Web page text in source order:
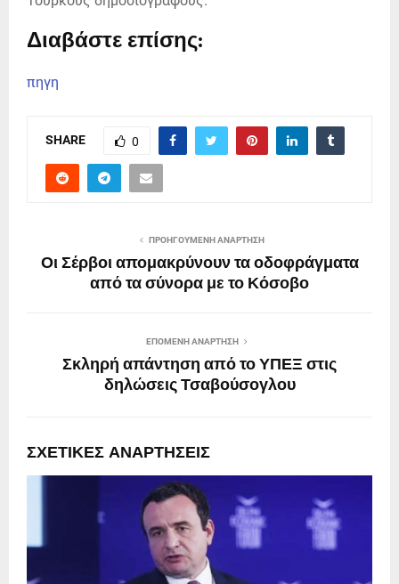
Διαβάστε επίσης:
πηγη
SHARE 0
ΠΡΟΗΓΟΎΜΕΝΗ ΑΝΆΡΤΗΣΗ
Οι Σέρβοι απομακρύνουν τα οδοφράγματα
από τα σύνορα με το Κόσοβο
ΕΠΌΜΕΝΗ ΑΝΆΡΤΗΣΗ
Σκληρή απάντηση από το ΥΠΕΞ στις
δηλώσεις Τσαβούσογλου
ΣΧΕΤΙΚΈΣ ΑΝΑΡΤΉΣΕΙΣ